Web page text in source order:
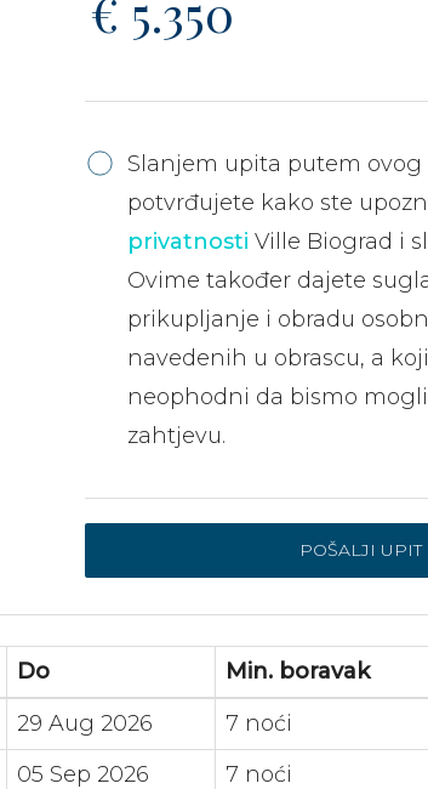
Slanjem upita putem ovog
potvrđujete kako ste
privatnosti Ville Biograd i
Ovime također dajete
prikupljanje i obradu
navedenih u obrascu, a
neophodni da bismo
zahtjevu.
Do Min. boravak
29 Aug 2026 7 noći
05 Sep 2026 7 noći